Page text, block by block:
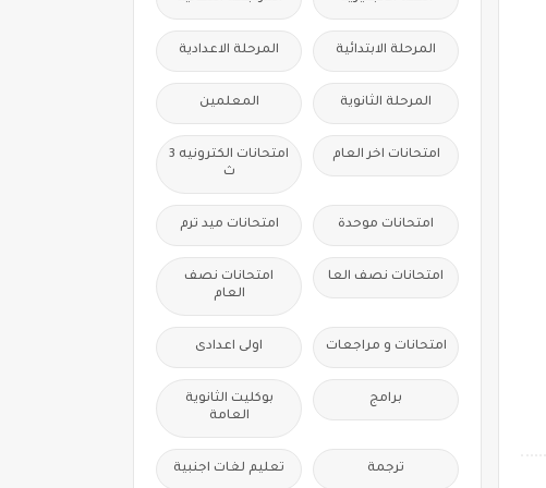
المرحلة الابتدائية المرحلة الاعدادية
المرحلة الثانوية المعلمين
امتحانات اخر العام
امتحانات الكترونيه 3
ث
امتحانات موحدة امتحانات ميد ترم
امتحانات نصف العا
امتحانات نصف
العام
امتحانات و مراجعات اولى اعدادى
برامج
بوكليت الثانوية
العامة
ترجمة تعليم لغات اجنبية